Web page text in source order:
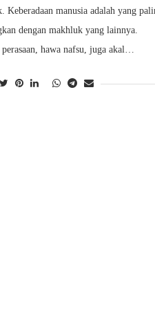
Keberadaan manusia adalah yang
dengan makhluk yang lainnya.
hawa nafsu, juga akal…